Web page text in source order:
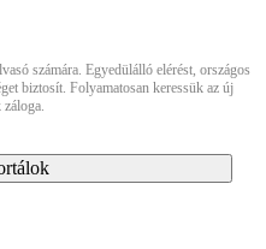
számára. Egyedülálló elérést, országos
biztosít. Folyamatosan keressük az új